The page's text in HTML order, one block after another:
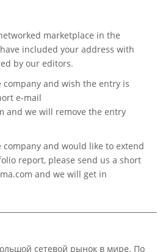
marketplace in the
included your address with
by our editors.
and wish the entry is
e-mail
and we will remove the entry
and would like to extend
report, please send us a short
and we will get in
сетевой рынок в мире. По